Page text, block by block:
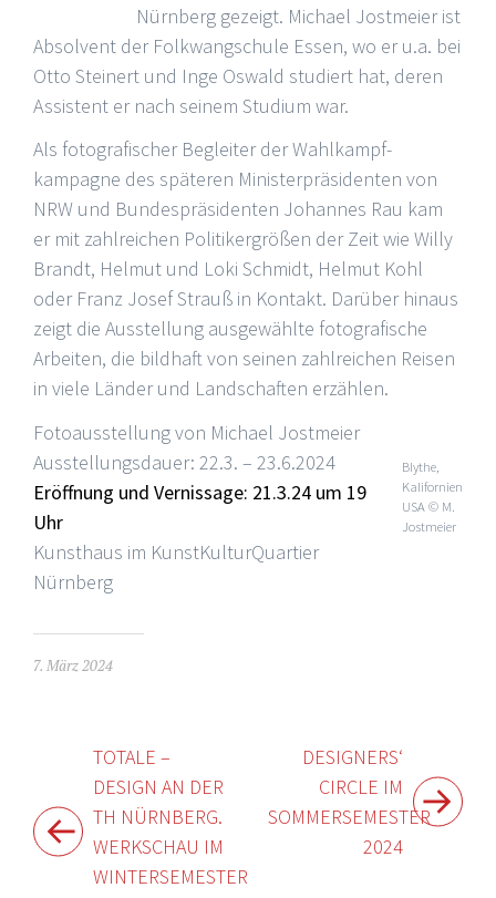
Nürnberg gezeigt. Michael Jostmeier ist
Absolvent der Folkwangschule Essen, wo er u.a. bei
Otto Steinert und Inge Oswald studiert hat, deren
Assistent er nach seinem Studium war.
Als fotografischer Begleiter der Wahlkampf-
kampagne des späteren Ministerpräsidenten von
NRW und Bundespräsidenten Johannes Rau kam
er mit zahlreichen Politikergrößen der Zeit wie Willy
Brandt, Helmut und Loki Schmidt, Helmut Kohl
oder Franz Josef Strauß in Kontakt. Darüber hinaus
zeigt die Ausstellung ausgewählte fotografische
Arbeiten, die bildhaft von seinen zahlreichen Reisen
in viele Länder und Landschaften erzählen.
Blythe,
Kalifornien
USA © M.
Jostmeier
Fotoausstellung von Michael Jostmeier
Ausstellungsdauer: 22.3. – 23.6.2024
Eröffnung und Vernissage: 21.3.24 um 19
Uhr
Kunsthaus im KunstKulturQuartier
Nürnberg
7. März 2024
Beitragsnavigation
TOTALE –
DESIGN AN DER
TH NÜRNBERG.
WERKSCHAU IM
WINTERSEMESTER
DESIGNERS‘
CIRCLE IM
SOMMERSEMESTER
2024